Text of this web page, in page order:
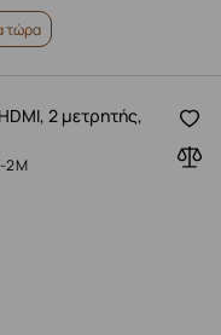
τώρα
2 μετρητής,
2M